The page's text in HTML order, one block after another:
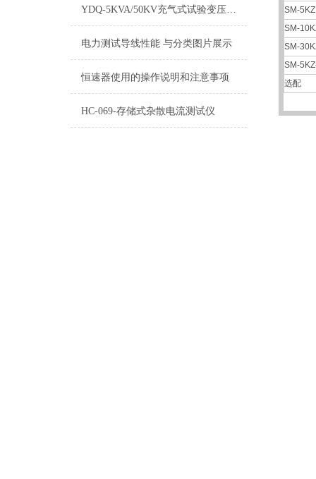
YDQ-5KVA/50KV充气式试验变压器产品简介
电力测试导线性能 与分类图片展示
恒速器使用的操作说明和注意事项
HC-069-存储式杂散电流测试仪
SM-5KZ
SM-
SM-
SM-
选配